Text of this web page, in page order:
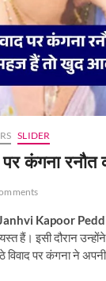
SLIDER
पर कंगना
Kapoor
हैं। इसी दौरान
पर कंगना ने अपनी